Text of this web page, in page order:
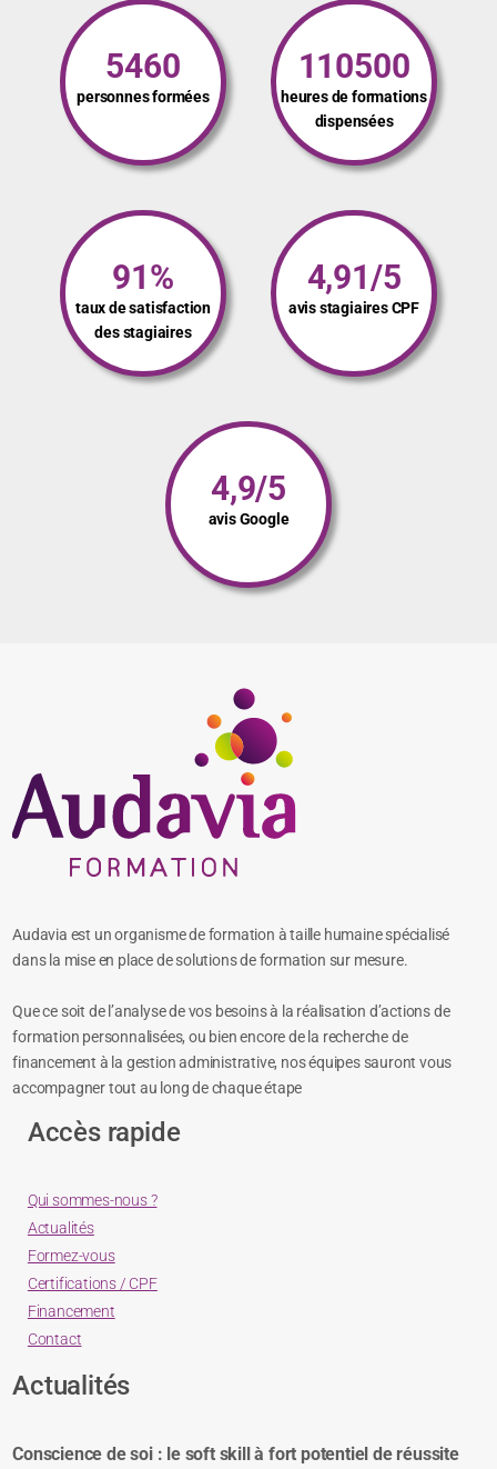
5460
personnes formées
110500
heures de formations
dispensées
91%
taux de satisfaction
des stagiaires
4,91/5
avis stagiaires CPF
4,9/5
avis Google
Audavia est un organisme de formation à taille humaine spécialisé
dans la mise en place de solutions de formation sur mesure.
Que ce soit de l’analyse de vos besoins à la réalisation d’actions de
formation personnalisées, ou bien encore de la recherche de
financement à la gestion administrative, nos équipes sauront vous
accompagner tout au long de chaque étape
Accès rapide
Qui sommes-nous ?
Actualités
Formez-vous
Certifications / CPF
Financement
Contact
Actualités
Conscience de soi : le soft skill à fort potentiel de réussite